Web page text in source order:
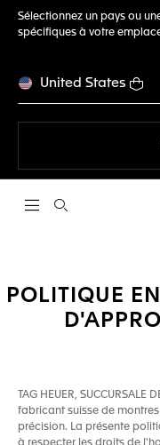
Sélectionnez un pays ou
spécifiques à votre
United States
Ouvrir la barre de
POLITIQUE
TAG HEUER, SUCCURSALE
fabricant suisse de
précision. La présente